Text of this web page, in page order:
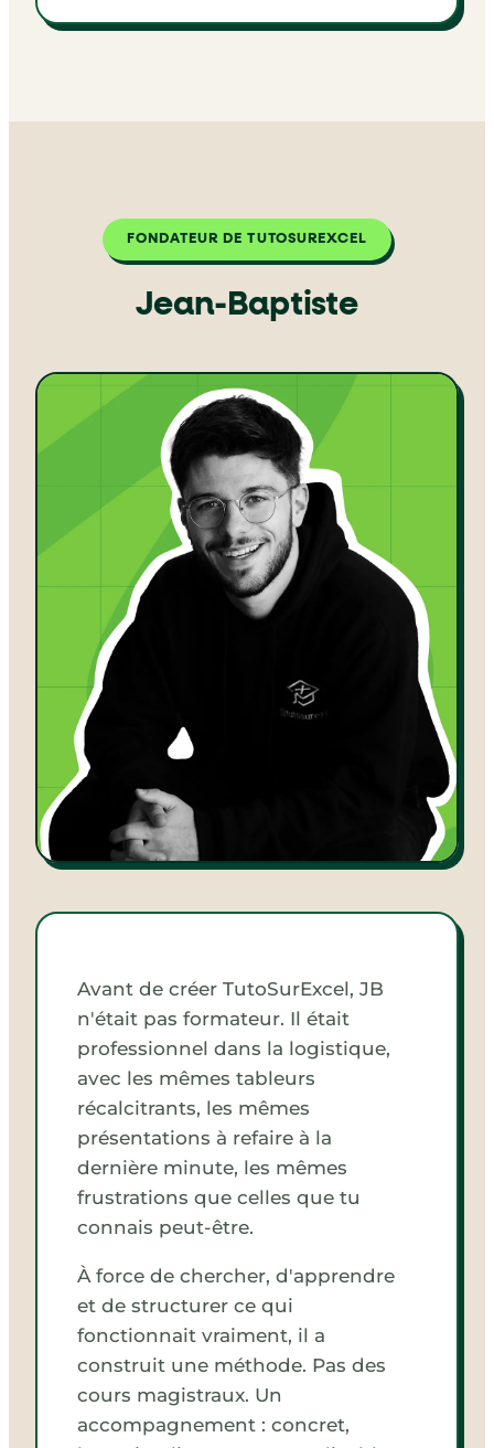
FONDATEUR DE TUTOSUREXCEL
Jean-Baptiste
Avant de créer TutoSurExcel, JB
n'était pas formateur. Il était
professionnel dans la logistique,
avec les mêmes tableurs
récalcitrants, les mêmes
présentations à refaire à la
dernière minute, les mêmes
frustrations que celles que tu
connais peut-être.
À force de chercher, d'apprendre
et de structurer ce qui
fonctionnait vraiment, il a
construit une méthode. Pas des
cours magistraux. Un
accompagnement : concret,